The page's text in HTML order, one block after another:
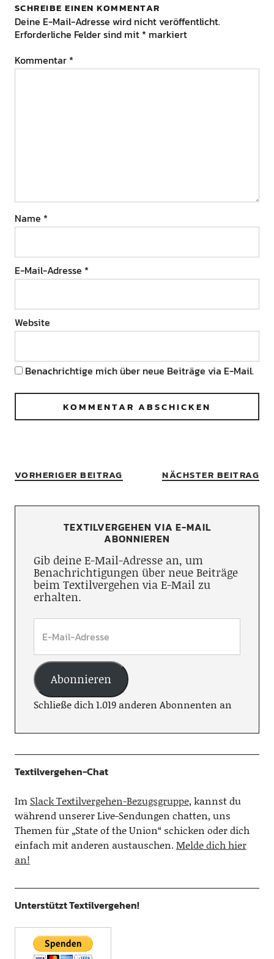
SCHREIBE EINEN KOMMENTAR
Deine E-Mail-Adresse wird nicht veröffentlicht.
Erforderliche Felder sind mit * markiert
Kommentar *
Name *
E-Mail-Adresse *
Website
Benachrichtige mich über neue Beiträge via E-Mail.
VORHERIGER BEITRAG NÄCHSTER BEITRAG
TEXTILVERGEHEN VIA E-MAIL
ABONNIEREN
Gib deine E-Mail-Adresse an, um
Benachrichtigungen über neue Beiträge
beim Textilvergehen via E-Mail zu
erhalten.
Abonnieren
Schließe dich 1.019 anderen Abonnenten an
Textilvergehen-Chat
Im Slack Textilvergehen-Bezugsgruppe, kannst du
während unserer Live-Sendungen chatten, uns
Themen für „State of the Union“ schicken oder dich
einfach mit anderen austauschen.Melde dich hier
an!
Unterstützt Textilvergehen!